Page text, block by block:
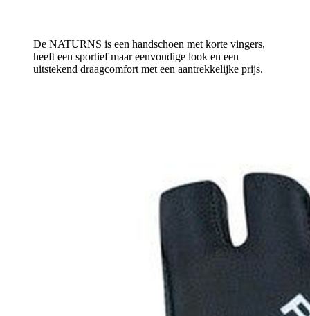
De NATURNS is een handschoen met korte vingers,
heeft een sportief maar eenvoudige look en een
uitstekend draagcomfort met een aantrekkelijke prijs.